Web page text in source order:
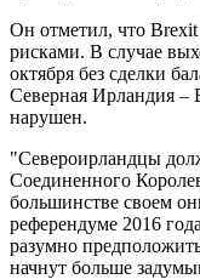
Он отметил, что
рисками. В случае
октября без сделки
Северная Ирландия –
нарушен.
"Североирландцы
Соединенного
большинстве своем
референдуме 2016
разумно
начнут больше